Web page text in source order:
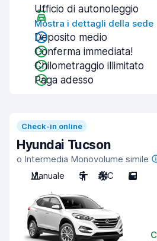
Ufficio di autonoleggio
Mostra i dettagli della sede
Deposito medio
Conferma immediata!
Chilometraggio illimitato
Paga adesso
Check-in online
Hyundai Tucson
o Intermedia Monovolume simile
Manuale
5 A/C 5